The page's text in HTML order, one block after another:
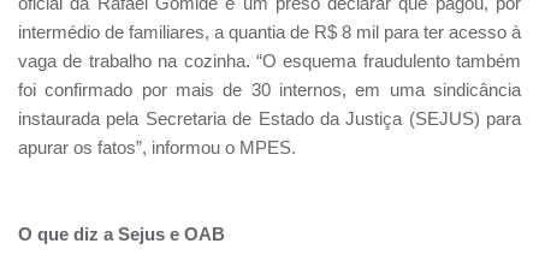
intermédio de familiares, a quantia de R$ 8 mil para ter acesso à
vaga de trabalho na cozinha. “O esquema fraudulento também
foi confirmado por mais de 30 internos, em uma sindicância
instaurada pela Secretaria de Estado da Justiça (SEJUS) para
apurar os fatos”, informou o MPES.
O que diz a Sejus e OAB